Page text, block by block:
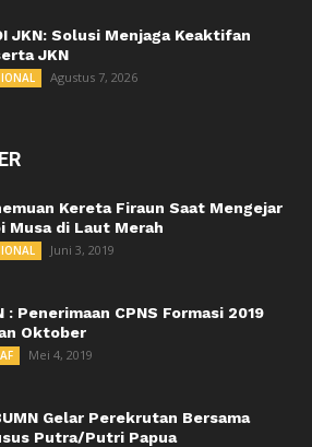
JKN: Solusi Menjaga Keaktifan
JKN
Agustus 7, 2026
Kereta Firaun Saat Mengejar
Musa di Laut Merah
Juni 3, 2019
: Penerimaan CPNS Formasi 2019
Oktober
Mei 4, 2019
Gelar Perekrutan Bersama
Putra/Putri Papua